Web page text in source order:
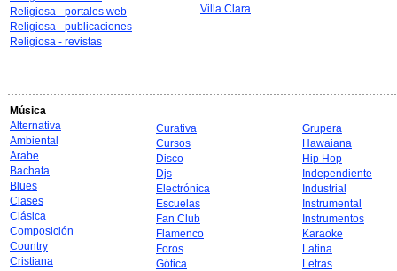
Religiosa - portales web
Religiosa - publicaciones
Religiosa - revistas
Villa Clara
Música
Alternativa
Ambiental
Arabe
Bachata
Blues
Clases
Clásica
Composición
Country
Cristiana
Curativa
Cursos
Disco
Djs
Electrónica
Escuelas
Fan Club
Flamenco
Foros
Gótica
Grupera
Hawaiana
Hip Hop
Independiente
Industrial
Instrumental
Instrumentos
Karaoke
Latina
Letras